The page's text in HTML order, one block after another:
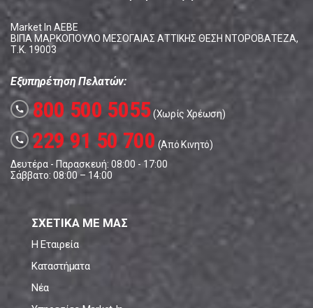
Market In ΑΕΒΕ
ΒΙΠΑ ΜΑΡΚΟΠΟΥΛΟ ΜΕΣΟΓΑΙΑΣ ΑΤΤΙΚΗΣ ΘΕΣΗ ΝΤΟΡΟΒΑΤΕΖΑ,
Τ.Κ. 19003
Εξυπηρέτηση Πελατών:
call 800 500 5055(Χωρίς Χρέωση)
call 229 91 50 700 (Από Κινητό)
Δευτέρα - Παρασκευή: 08:00 - 17:00
Σάββατο: 08:00 – 14:00
ΣΧΕΤΙΚΑ ΜΕ ΜΑΣ
Η Εταιρεία
Καταστήματα
Νέα